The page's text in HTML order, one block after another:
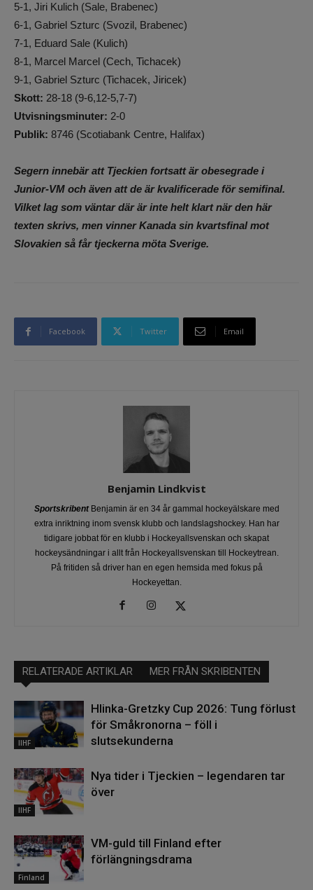
5-1, Jiri Kulich (Sale, Brabenec)
6-1, Gabriel Szturc (Svozil, Brabenec)
7-1, Eduard Sale (Kulich)
8-1, Marcel Marcel (Cech, Tichacek)
9-1, Gabriel Szturc (Tichacek, Jiricek)
Skott: 28-18 (9-6,12-5,7-7)
Utvisningsminuter: 2-0
Publik: 8746 (Scotiabank Centre, Halifax)
Segern innebär att Tjeckien fortsatt är obesegrade i
Junior-VM och även att de är kvalificerade för semifinal.
Vilket lag som väntar där är inte helt klart när den här
texten skrivs, men vinner Kanada sin kvartsfinal mot
Slovakien så får tjeckerna möta Sverige.
Facebook Twitter Email
Benjamin Lindkvist
SportskribentBenjamin är en 34 år gammal hockeyälskare med
extra inriktning inom svensk klubb och landslagshockey. Han har
tidigare jobbat för en klubb i Hockeyallsvenskan och skapat
hockeysändningar i allt från Hockeyallsvenskan till Hockeytrean.
På fritiden så driver han en egen hemsida med fokus på
Hockeyettan.
RELATERADE ARTIKLAR MER FRÅN SKRIBENTEN
IIHF
Hlinka-Gretzky Cup 2026: Tung förlust
för Småkronorna – föll i
slutsekunderna
IIHF
Nya tider i Tjeckien – legendaren tar
över
Finland
VM-guld till Finland efter
förlängningsdrama